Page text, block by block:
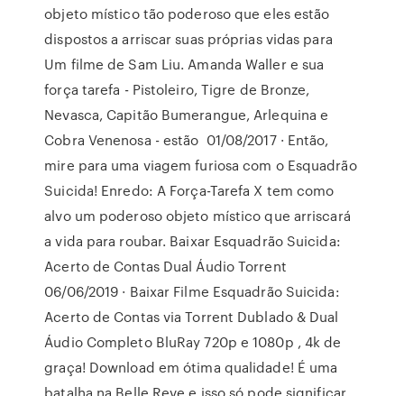
objeto místico tão poderoso que eles estão
dispostos a arriscar suas próprias vidas para
Um filme de Sam Liu. Amanda Waller e sua
força tarefa - Pistoleiro, Tigre de Bronze,
Nevasca, Capitão Bumerangue, Arlequina e
Cobra Venenosa - estão 01/08/2017 · Então,
mire para uma viagem furiosa com o Esquadrão
Suicida! Enredo: A Força-Tarefa X tem como
alvo um poderoso objeto místico que arriscará
a vida para roubar. Baixar Esquadrão Suicida:
Acerto de Contas Dual Áudio Torrent
06/06/2019 · Baixar Filme Esquadrão Suicida:
Acerto de Contas via Torrent Dublado & Dual
Áudio Completo BluRay 720p e 1080p , 4k de
graça! Download em ótima qualidade! É uma
batalha na Belle Reve e isso só pode significar